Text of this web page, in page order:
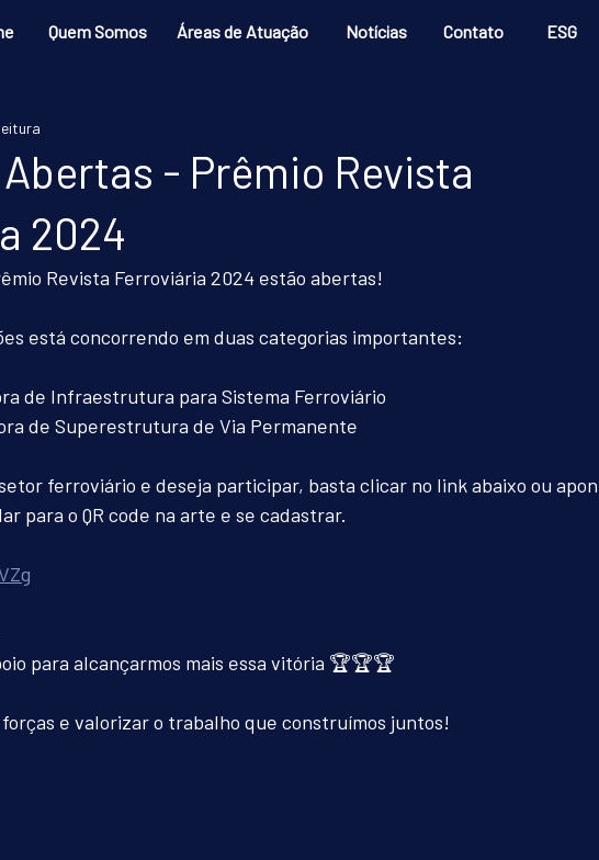
Quem Somos Áreas de Atuação Notícias Contato ESG
- Prêmio Revista
2024
Revista Ferroviária 2024 estão abertas!
está concorrendo em duas categorias importantes:
de Infraestrutura para Sistema Ferroviário
de Superestrutura de Via Permanente
ferroviário e deseja participar, basta clicar no link abaixo ou
para o QR code na arte e se cadastrar.
para alcançarmos mais essa vitória 🏆🏆🏆
e valorizar o trabalho que construímos juntos!